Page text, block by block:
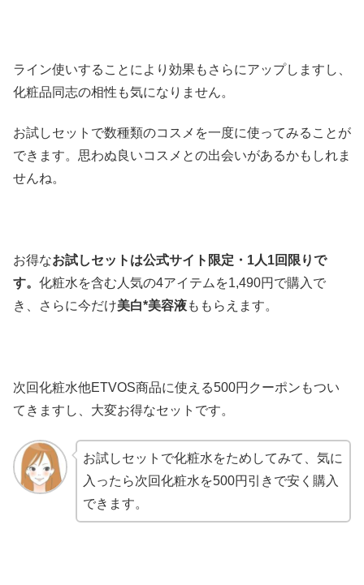
ライン使いすることにより効果もさらにアップしますし、
化粧品同志の相性も気になりません。
お試しセットで数種類のコスメを一度に使ってみることが
できます。思わぬ良いコスメとの出会いがあるかもしれま
せんね。
お得なお試しセットは公式サイト限定・1人1回限りで
す。 化粧水を含む人気の4アイテムを1,490円で購入で
き、さらに今だけ美白*美容液ももらえます。
次回化粧水他ETVOS商品に使える500円クーポンもつい
てきますし、大変お得なセットです。
お試しセットで化粧水をためしてみて、気に
入ったら次回化粧水を500円引きで安く購入
できます。